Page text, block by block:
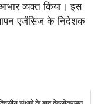
व्यक्त किया। इस
एजेंसिज के निदेशक